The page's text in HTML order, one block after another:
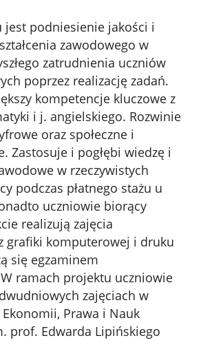
jest podniesienie jakości i
zawodowego w
zatrudnienia uczniów
poprzez realizację zadań.
kompetencje kluczowe z
i j. angielskiego. Rozwinie
oraz społeczne i
Zastosuje i pogłębi wiedzę i
w rzeczywistych
podczas płatnego stażu u
uczniowie biorący
realizują zajęcia
grafiki komputerowej i druku
się egzaminem
ramach projektu uczniowie
zajęciach w
Ekonomii, Prawa i Nauk
prof. Edwarda Lipińskiego